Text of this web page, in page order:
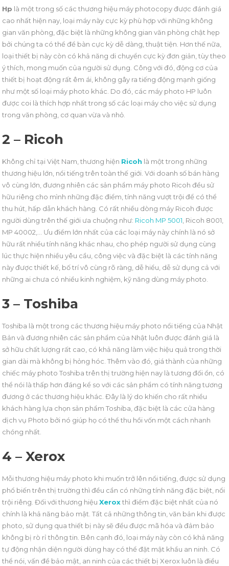
Hp là một trong số các thương hiệu máy photocopy được đánh giá
cao nhất hiện nay, loại máy này cực kỳ phù hợp với những không
gian văn phòng, đặc biệt là những không gian văn phòng chật hẹp
bởi chúng ta có thể để bàn cực kỳ dễ dàng, thuật tiện. Hơn thế nữa,
loại thiết bị này còn có khả năng di chuyển cực kỳ đơn giản, tùy theo
ý thích, mong muốn của người sử dụng. Công với đó, động cơ của
thiết bị hoạt động rất êm ái, không gây ra tiếng động mạnh giống
như một số loại máy photo khác. Do đó, các máy photo HP luôn
được coi là thích hợp nhất trong số các loại máy cho việc sử dụng
trong văn phòng, cơ quan vừa và nhỏ.
2 – Ricoh
Không chỉ tại Việt Nam, thương hiện Ricoh là một trong những
thương hiệu lớn, nổi tiếng trên toàn thế giới. Với doanh số bán hàng
vô cùng lớn, đương nhiên các sản phẩm máy photo Ricoh đều sử
hữu riêng cho mình những đặc điểm, tính năng vượt trội để có thể
thu hút, hấp dẫn khách hàng. Có rất nhiều dòng máy Ricoh được
người dùng trên thế giới ưa chuộng như: Ricoh MP 5001, Ricoh 8001,
MP 40002,… Ưu điểm lớn nhất của các loại máy này chính là nó sở
hữu rất nhiều tính năng khác nhau, cho phép người sử dụng cùng
lúc thực hiện nhiều yêu cầu, công việc và đặc biệt là các tính năng
này được thiết kế, bố trí vô cùng rõ ràng, dễ hiểu, dễ sử dụng cả với
những ai chưa có nhiều kinh nghiệm, kỹ năng dùng máy photo.
3 – Toshiba
Toshiba là một trong các thương hiệu máy photo nổi tiếng của Nhật
Bản và đương nhiên các sản phẩm của Nhật luôn được đánh giá là
sở hữu chất lượng rất cao, có khả năng làm việc hiệu quả trong thời
gian dài mà không bị hỏng hóc. Thêm vào đó, giá thành của những
chiếc máy photo Toshiba trên thị trường hiện nay là tương đối ổn, có
thể nói là thấp hơn đáng kể so với các sản phẩm có tính năng tương
đương ở các thương hiệu khác. Đây là lý do khiến cho rất nhiều
khách hàng lựa chọn sản phẩm Toshiba, đặc biệt là các cửa hàng
dịch vụ Photo bởi nó giúp họ có thể thu hồi vốn một cách nhanh
chóng nhất.
4 – Xerox
Mỗi thương hiệu máy photo khi muốn trở lên nổi tiếng, được sử dụng
phổ biến trên thị trường thì đều cần có những tính năng đặc biệt, nổi
trội riêng. Đối với thương hiệuXeroxthì điểm đặc biệt nhất của nó
chính là khả năng bảo mật. Tất cả những thông tin, văn bản khi được
photo, sử dụng qua thiết bị này sẽ đều được mã hóa và đảm bảo
không bị rò rỉ thông tin. Bên cạnh đó, loại máy này còn có khả năng
tự động nhận diện người dùng hay có thể đặt mật khẩu an ninh. Có
thể nói, vấn đề bảo mật, an ninh của các thiết bị Xerox luôn là điều